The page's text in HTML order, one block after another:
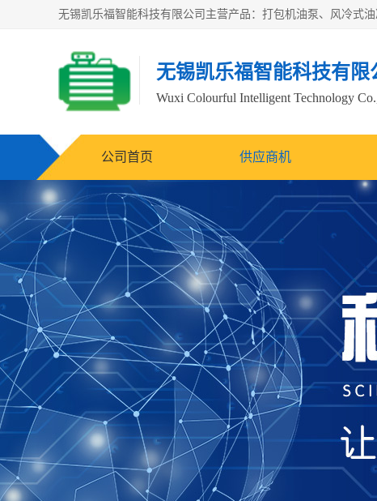
无锡凯乐福智能科技有限
Wuxi Colourful Intelligent Technology
公司首页 供应商机